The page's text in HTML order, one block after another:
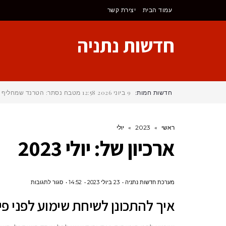
עמוד הבית יצירת קשר
חדשות נתניה
חדשות חמות: 9 ביוני 2026 12:58 מטבח נסתר: הטרנד שמחליף
ראשי »
2023
» יולי
ארכיון של: יולי 2023
מערכת חדשות נתניה 23 ביולי 2023 14:52 סגור לתגובותעל
להתכונן
איך להתכונן לשיחת שימוע לפני